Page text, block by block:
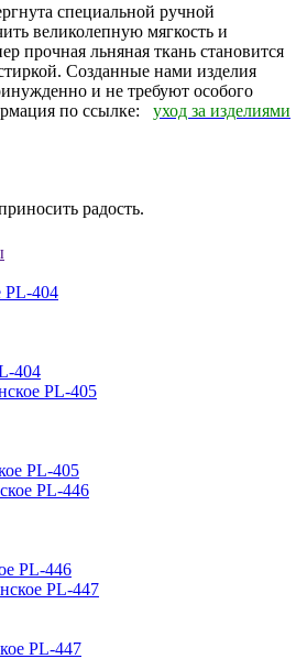
специальной ручной
великолепную мягкость и
прочная льняная ткань становится
Созданные нами изделия
и не требуют особого
по ссылке: уход за изделиями
радость.
404
PL-405
PL-446
PL-447